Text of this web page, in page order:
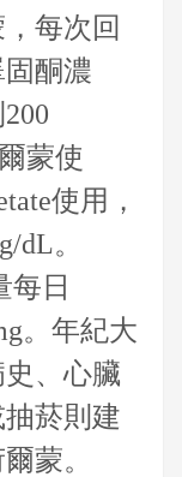
每次回
酮濃
蒙使
使用，
dL。
每日
。年紀大
、心臟
菸則建
蒙。